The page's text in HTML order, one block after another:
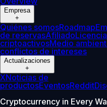
Empresa
+
Quiénes somosRoadmap
de reservasAfiliado
criptoactivosMedio
conflictos de intereses
Actualizaciones
+
XNoticias de
productosEventosReddit
Cryptocurrency in Every